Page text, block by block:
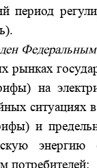
период
рынках
на
ситуациях
и
потребителей;